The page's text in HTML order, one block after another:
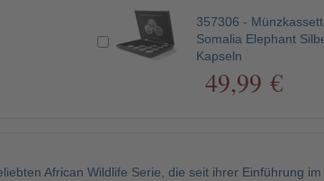
357306 -
Somalia Elephant
Kapseln
49,99 €
African Wildlife Serie, die seit ihrer Einführung